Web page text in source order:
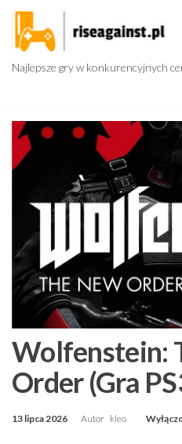
Przejdź
treści
Najlepsze gry w konkurencyjnych
Wolfenstein:
Order (Gra
13 lipca 2026 Autor kleo